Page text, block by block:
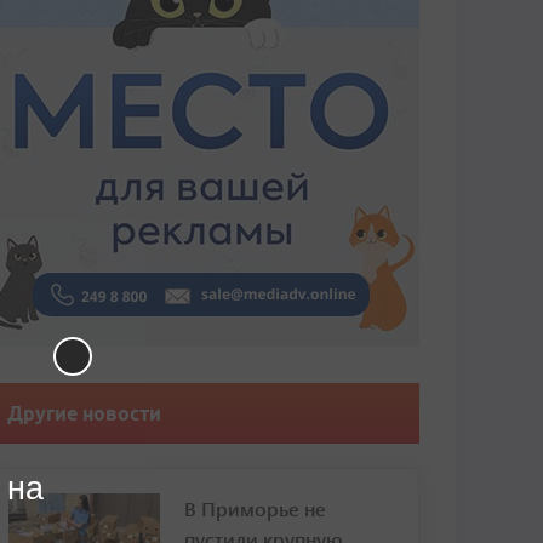
Другие новости
В Приморье не